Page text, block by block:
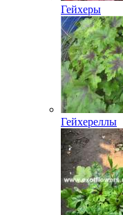
Гейхеры
Гейхереллы